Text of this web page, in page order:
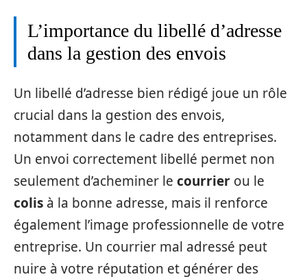
L’importance du libellé d’adresse
dans la gestion des envois
Un libellé d’adresse bien rédigé joue un rôle
crucial dans la gestion des envois,
notamment dans le cadre des entreprises.
Un envoi correctement libellé permet non
seulement d’acheminer le courrier ou le
colis à la bonne adresse, mais il renforce
également l’image professionnelle de votre
entreprise. Un courrier mal adressé peut
nuire à votre réputation et générer des